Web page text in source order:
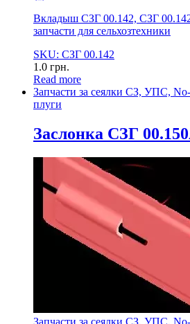
Вкладыш СЗГ 00.142, СЗГ
запчасти для сельхозтехники
SKU: СЗГ 00.142
1.0 грн.
Read more
Запчасти за сеялки СЗ, УПС,
плуги
Заслонка СЗГ